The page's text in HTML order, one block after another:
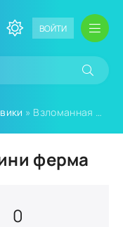
ВОЙТИ
» Взломанная Мини-мини ферма
ферма
0